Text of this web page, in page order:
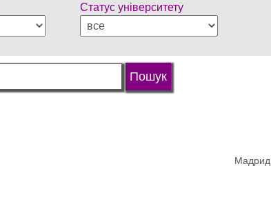
Статус університету
Мадрид,